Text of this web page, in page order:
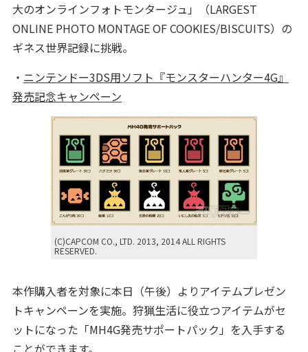
大のオンラインフォトモンタージュ」（LARGEST
ONLINE PHOTO MONTAGE OF COOKIES/BISCUITS）の
ギネス世界記録に挑戦。
・ ニンテンドー3DS用ソフト『モンスターハンター4G』
発売記念キャンペーン
(C)CAPCOM CO., LTD. 2013, 2014 ALL RIGHTS
RESERVED.
本作購入者を対象に本日（午後）よりアイテムプレゼン
トキャンペーンを実施。狩猟生活に役立つアイテムがセ
ットになった「MH4G発売サポートパック」を入手する
ことができます。